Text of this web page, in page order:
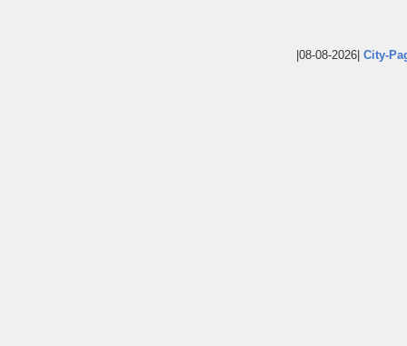
|08-08-2026| City-